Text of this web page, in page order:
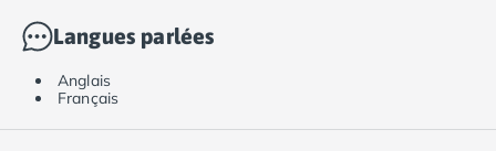
Langues parlées
Anglais
Français